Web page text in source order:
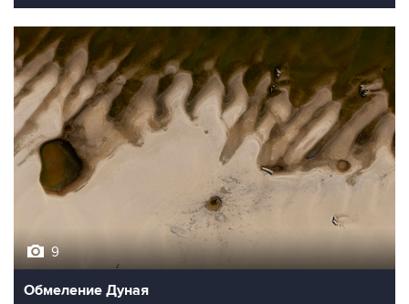
Обмеление Дуная